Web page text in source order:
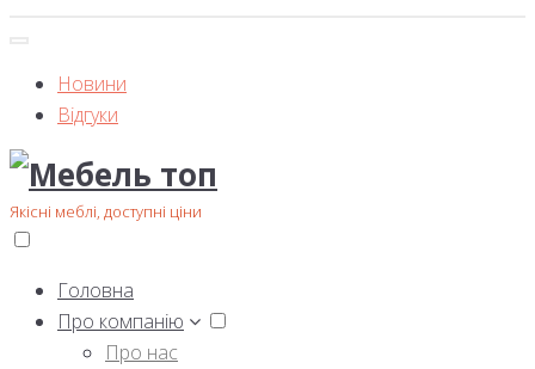
Новини
Відгуки
Якісні меблі, доступні ціни
Головна
Про компанію
Про нас